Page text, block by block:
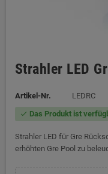
Strahler LED
Artikel-Nr. LEDRC
check Das Produkt ist
Strahler LED für Gre
erhöhten Gre Pool zu